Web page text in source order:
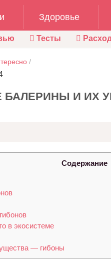
Здоровье
Тесты
/
И ИХ
Содержание
в экосистеме
— гибоны